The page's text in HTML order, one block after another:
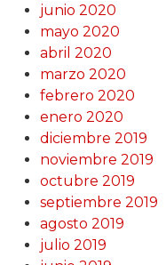
junio 2020
mayo 2020
abril 2020
marzo 2020
febrero 2020
enero 2020
diciembre 2019
noviembre 2019
octubre 2019
septiembre 2019
agosto 2019
julio 2019